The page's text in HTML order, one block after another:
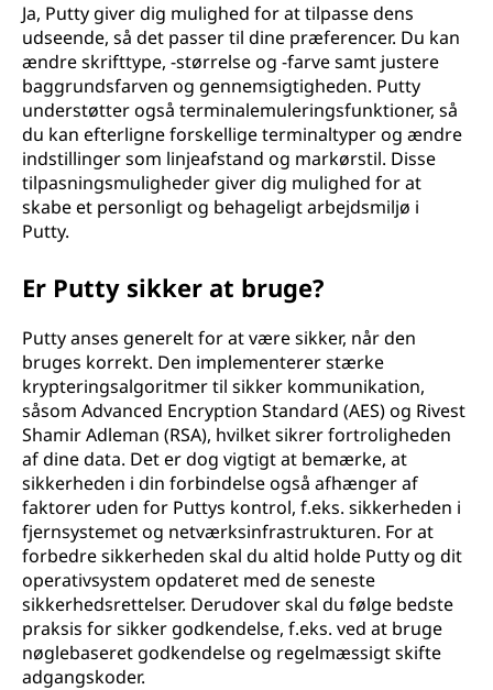
Ja, Putty giver dig mulighed for at tilpasse dens
udseende, så det passer til dine præferencer. Du kan
ændre skrifttype, -størrelse og -farve samt justere
baggrundsfarven og gennemsigtigheden. Putty
understøtter også terminalemuleringsfunktioner, så
du kan efterligne forskellige terminaltyper og ændre
indstillinger som linjeafstand og markørstil. Disse
tilpasningsmuligheder giver dig mulighed for at
skabe et personligt og behageligt arbejdsmiljø i
Putty.
Er Putty sikker at bruge?
Putty anses generelt for at være sikker, når den
bruges korrekt. Den implementerer stærke
krypteringsalgoritmer til sikker kommunikation,
såsom Advanced Encryption Standard (AES) og Rivest
Shamir Adleman (RSA), hvilket sikrer fortroligheden
af dine data. Det er dog vigtigt at bemærke, at
sikkerheden i din forbindelse også afhænger af
faktorer uden for Puttys kontrol, f.eks. sikkerheden i
fjernsystemet og netværksinfrastrukturen. For at
forbedre sikkerheden skal du altid holde Putty og dit
operativsystem opdateret med de seneste
sikkerhedsrettelser. Derudover skal du følge bedste
praksis for sikker godkendelse, f.eks. ved at bruge
nøglebaseret godkendelse og regelmæssigt skifte
adgangskoder.